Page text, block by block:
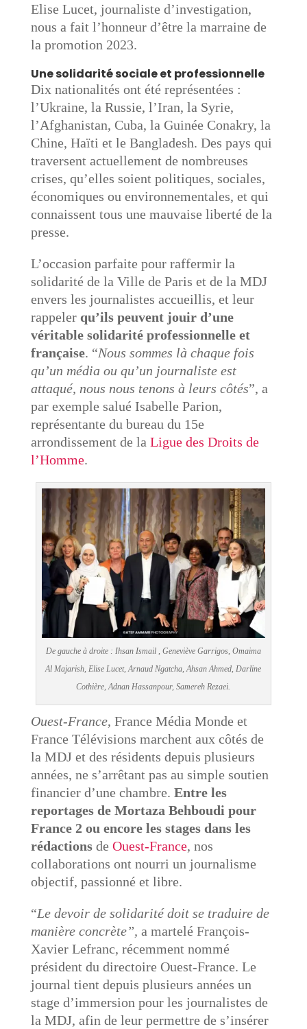
Elise Lucet, journaliste d’investigation,
nous a fait l’honneur d’être la marraine de
la promotion 2023.
Une solidarité sociale et professionnelle
Dix nationalités ont été représentées :
l’Ukraine, la Russie, l’Iran, la Syrie,
l’Afghanistan, Cuba, la Guinée Conakry, la
Chine, Haïti et le Bangladesh. Des pays qui
traversent actuellement de nombreuses
crises, qu’elles soient politiques, sociales,
économiques ou environnementales, et qui
connaissent tous une mauvaise liberté de la
presse.
L’occasion parfaite pour raffermir la
solidarité de la Ville de Paris et de la MDJ
envers les journalistes accueillis, et leur
rappeler qu’ils peuvent jouir d’une
véritable solidarité professionnelle et
française. “Nous sommes là chaque fois
qu’un média ou qu’un journaliste est
attaqué, nous nous tenons à leurs côtés”, a
par exemple salué Isabelle Parion,
représentante du bureau du 15e
arrondissement de la Ligue des Droits de
l’Homme.
De gauche à droite : Ihsan Ismail , Geneviève Garrigos, Omaima
Al Majarish, Elise Lucet, Arnaud Ngatcha, Ahsan Ahmed, Darline
Cothière, Adnan Hassanpour, Samereh Rezaei.
Ouest-France, France Média Monde et
France Télévisions marchent aux côtés de
la MDJ et des résidents depuis plusieurs
années, ne s’arrêtant pas au simple soutien
financier d’une chambre. Entre les
reportages de Mortaza Behboudi pour
France 2 ou encore les stages dans les
rédactionsde Ouest-France, nos
collaborations ont nourri un journalisme
objectif, passionné et libre.
“Le devoir de solidarité doit se traduire de
manière concrète”, a martelé François-
Xavier Lefranc, récemment nommé
président du directoire Ouest-France. Le
journal tient depuis plusieurs années un
stage d’immersion pour les journalistes de
la MDJ, afin de leur permettre de s’insérer